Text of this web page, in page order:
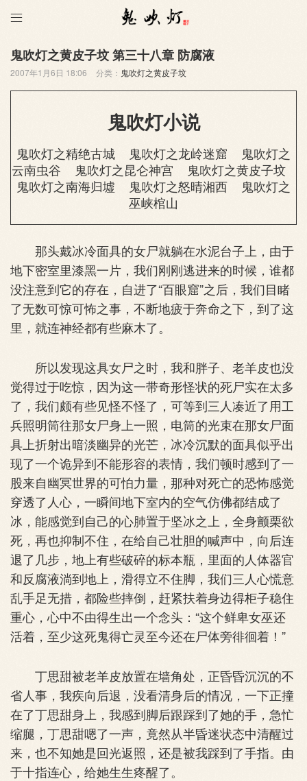

鬼吹灯之黄皮子坟 第三十八章 防腐液
2007年1月6日 18:06 分类： 鬼吹灯之黄皮子坟
鬼吹灯小说
鬼吹灯之精绝古城 鬼吹灯之龙岭迷窟
鬼吹灯之
云南虫谷
鬼吹灯之昆仑神宫
鬼吹灯之黄皮子坟
鬼吹灯之南海归墟
鬼吹灯之怒晴湘西
鬼吹灯之
巫峡棺山
那头戴冰冷面具的女尸就躺在水泥台子上，由于
地下密室里漆黑一片，我们刚刚逃进来的时候，谁都
没注意到它的存在，自进了“百眼窟”之后，我们目睹
了无数可惊可怖之事，不断地疲于奔命之下，到了这
里，就连神经都有些麻木了。
所以发现这具女尸之时，我和胖子、老羊皮也没
觉得过于吃惊，因为这一带奇形怪状的死尸实在太多
了，我们颇有些见怪不怪了，可等到三人凑近了用工
兵照明筒往那女尸身上一照，电筒的光束在那女尸面
具上折射出暗淡幽异的光芒，冰冷沉默的面具似乎出
现了一个诡异到不能形容的表情，我们顿时感到了一
股来自幽冥世界的可怕力量，那种对死亡的恐怖感觉
穿透了人心，一瞬间地下室内的空气仿佛都结成了
冰，能感觉到自己的心肺置于坚冰之上，全身颤栗欲
死，再也抑制不住，在给自己壮胆的喊声中，向后连
退了几步，地上有些破碎的标本瓶，里面的人体器官
和反腐液淌到地上，滑得立不住脚，我们三人心慌意
乱手足无措，都险些摔倒，赶紧扶着身边得柜子稳住
重心，心中不由得生出一个念头：“这个鲜卑女巫还
活着，至少这死鬼得亡灵至今还在尸体旁徘徊着！”
丁思甜被老羊皮放置在墙角处，正昏昏沉沉的不
省人事，我疾向后退，没看清身后的情况，一下正撞
在了丁思甜身上，我感到脚后跟踩到了她的手，急忙
缩腿，丁思甜嗯了一声，竟然从半昏迷状态中清醒过
来，也不知她是回光返照，还是被我踩到了手指。由
于十指连心，给她生生疼醒了。